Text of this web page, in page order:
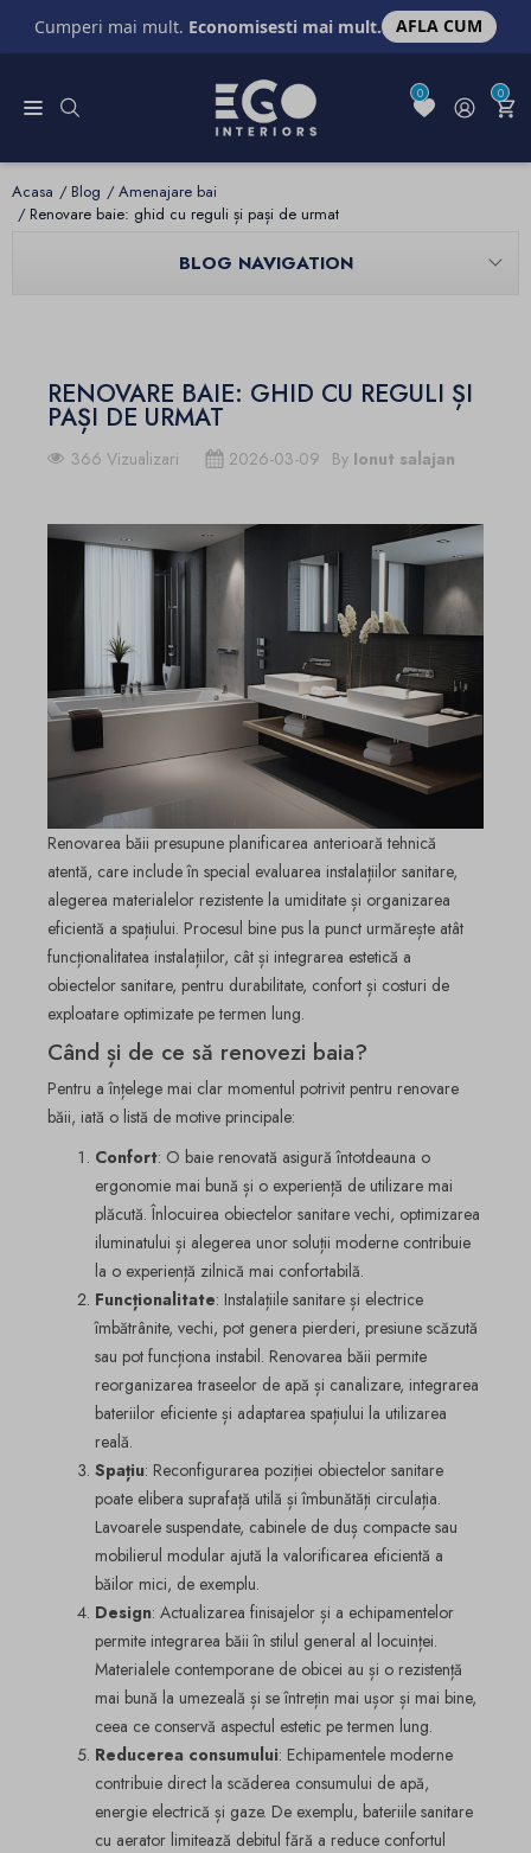
Cumperi mai mult. Economisesti mai mult. AFLA CUM
0 0
Acasa Blog
Amenajare bai
Renovare baie: ghid cu reguli și pași de urmat
BLOG NAVIGATION
RENOVARE BAIE: GHID CU REGULI ȘI
PAȘI DE URMAT
366 Vizualizari 2026-03-09 By Ionut salajan
Renovarea băii presupune planificarea anterioară tehnică
atentă, care include în special evaluarea instalațiilor sanitare,
alegerea materialelor rezistente la umiditate și organizarea
eficientă a spațiului. Procesul bine pus la punct urmărește atât
funcționalitatea instalațiilor, cât și integrarea estetică a
obiectelor sanitare, pentru durabilitate, confort și costuri de
exploatare optimizate pe termen lung.
Când și de ce să renovezi baia?
Pentru a înțelege mai clar momentul potrivit pentru renovare
băii, iată o listă de motive principale:
Confort: O baie renovată asigură întotdeauna o
ergonomie mai bună și o experiență de utilizare mai
plăcută. Înlocuirea obiectelor sanitare vechi, optimizarea
iluminatului și alegerea unor soluții moderne contribuie
la o experiență zilnică mai confortabilă.
Funcționalitate: Instalațiile sanitare și electrice
îmbătrânite, vechi, pot genera pierderi, presiune scăzută
sau pot funcționa instabil. Renovarea băii permite
reorganizarea traseelor de apă și canalizare, integrarea
bateriilor eficiente și adaptarea spațiului la utilizarea
reală.
Spațiu: Reconfigurarea poziției obiectelor sanitare
poate elibera suprafață utilă și îmbunătăți circulația.
Lavoarele suspendate, cabinele de duș compacte sau
mobilierul modular ajută la valorificarea eficientă a
băilor mici, de exemplu.
Design: Actualizarea finisajelor și a echipamentelor
permite integrarea băii în stilul general al locuinței.
Materialele contemporane de obicei au și o rezistență
mai bună la umezeală și se întrețin mai ușor și mai bine,
ceea ce conservă aspectul estetic pe termen lung.
Reducerea consumului: Echipamentele moderne
contribuie direct la scăderea consumului de apă,
energie electrică și gaze. De exemplu, bateriile sanitare
cu aerator limitează debitul fără a reduce confortul